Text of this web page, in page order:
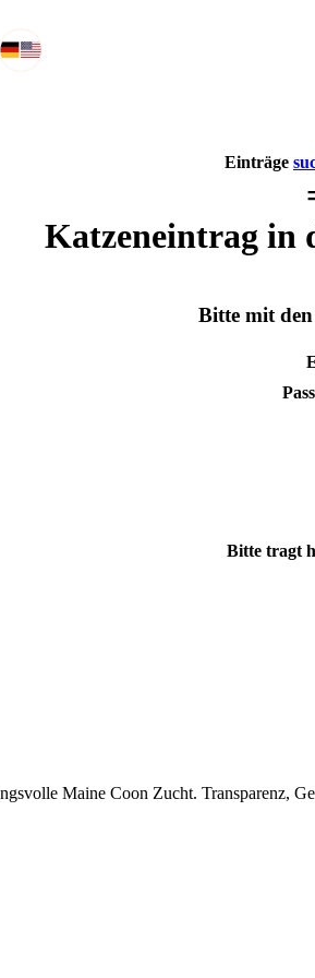
Einträge
Katzeneintrag in
Bitte mit
Bitte tragt
Maine Coon Zucht. Transparenz,